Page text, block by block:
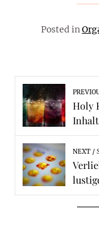
Posted in
Holy
NEXT